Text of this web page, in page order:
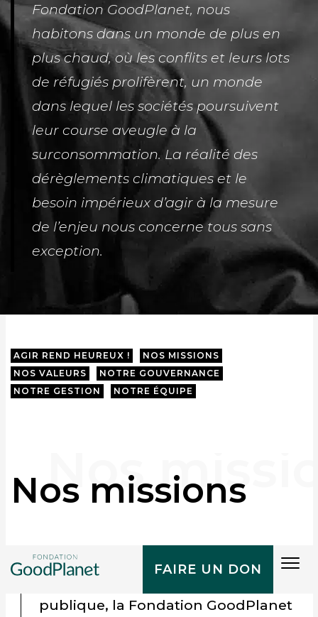
FAIRE UN DON
Fondation GoodPlanet, nous
habitons dans un monde de plus en
plus chaud, où les conflits et leurs lots
de réfugiés prolifèrent, un monde
dans lequel les sociétés poursuivent
leur course aveugle à la
surconsommation. La réalité des
dérèglements climatiques et le
besoin impérieux d’agir à la mesure
de l’enjeu nous concerne tous sans
exception.
AGIR REND HEUREUX !
NOS MISSIONS
NOS VALEURS
NOTRE GOUVERNANCE
NOTRE GESTION
NOTRE ÉQUIPE
Nos missions
Créée en 2005 par Yann Arthus-
Bertrand et reconnue d’utilité
publique, la Fondation GoodPlanet